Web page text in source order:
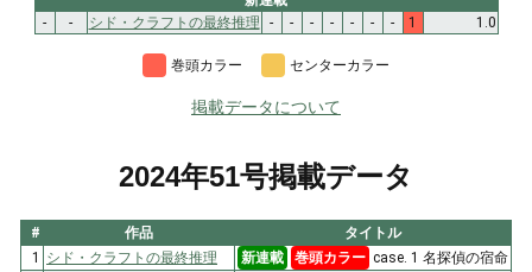
-
- シド・クラフトの最終推理 - - - - - - - 1 1.0
巻頭カラー センターカラー
掲載データについて
2024年51号掲載データ
# 作品
タイトル
1
シド・クラフトの最終推理 新連載 巻頭カラー case. 1 名探偵の宿命